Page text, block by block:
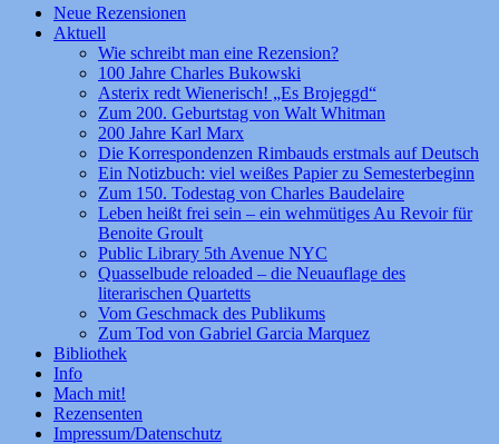
Zum
Inhalt
Neue Rezensionen
Aktuell
Wie schreibt man eine Rezension?
100 Jahre Charles Bukowski
Asterix redt Wienerisch! „Es Brojeggd“
Zum 200. Geburtstag von Walt Whitman
200 Jahre Karl Marx
Die Korrespondenzen Rimbauds erstmals auf Deutsch
Ein Notizbuch: viel weißes Papier zu Semesterbeginn
Zum 150. Todestag von Charles Baudelaire
Leben heißt frei sein – ein wehmütiges Au Revoir für
Benoite Groult
Public Library 5th Avenue NYC
Quasselbude reloaded – die Neuauflage des
literarischen Quartetts
Vom Geschmack des Publikums
Zum Tod von Gabriel Garcia Marquez
Bibliothek
Info
Mach mit!
Rezensenten
Impressum/Datenschutz